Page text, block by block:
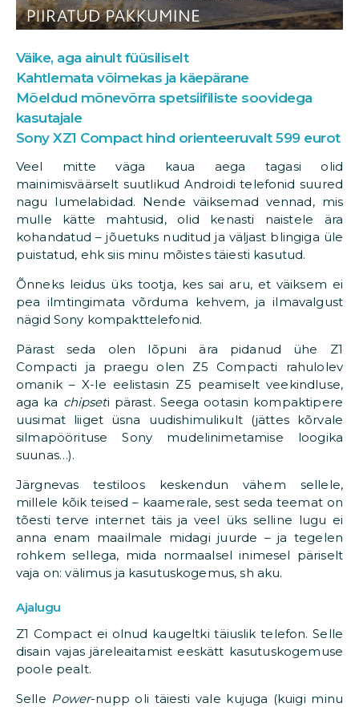
Väike, aga ainult füüsiliselt
Kahtlemata võimekas ja käepärane
Mõeldud mõnevõrra spetsiifiliste soovidega
kasutajale
Sony XZ1 Compact hind orienteeruvalt 599 eurot
Veel mitte väga kaua aega tagasi olid
mainimisväärselt suutlikud Androidi telefonid suured
nagu lumelabidad. Nende väiksemad vennad, mis
mulle kätte mahtusid, olid kenasti naistele ära
kohandatud – jõuetuks nuditud ja väljast blingiga üle
puistatud, ehk siis minu mõistes täiesti kasutud.
Õnneks leidus üks tootja, kes sai aru, et väiksem ei
pea ilmtingimata võrduma kehvem, ja ilmavalgust
nägid Sony kompakttelefonid.
Pärast seda olen lõpuni ära pidanud ühe Z1
Compacti ja praegu olen Z5 Compacti rahulolev
omanik – X-le eelistasin Z5 peamiselt veekindluse,
aga ka chipseti pärast. Seega ootasin kompaktipere
uusimat liiget üsna uudishimulikult (jättes kõrvale
silmapöörituse Sony mudelinimetamise loogika
suunas…).
Järgnevas testiloos keskendun vähem sellele,
millele kõik teised – kaamerale, sest seda teemat on
tõesti terve internet täis ja veel üks selline lugu ei
anna enam maailmale midagi juurde – ja tegelen
rohkem sellega, mida normaalsel inimesel päriselt
vaja on: välimus ja kasutuskogemus, sh aku.
Ajalugu
Z1 Compact ei olnud kaugeltki täiuslik telefon. Selle
disain vajas järeleaitamist eeskätt kasutuskogemuse
poole pealt.
Selle Power-nupp oli täiesti vale kujuga (kuigi minu